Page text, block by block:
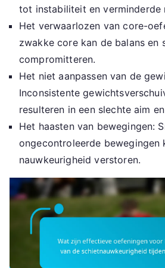
tot instabiliteit en verminderde
Het verwaarlozen van core-
zwakke core kan de balans en
compromitteren.
Het niet aanpassen van de
Inconsistente
resulteren in een slechte aim
Het haasten van bewegingen:
ongecontroleerde bewegingen
nauwkeurigheid verstoren.